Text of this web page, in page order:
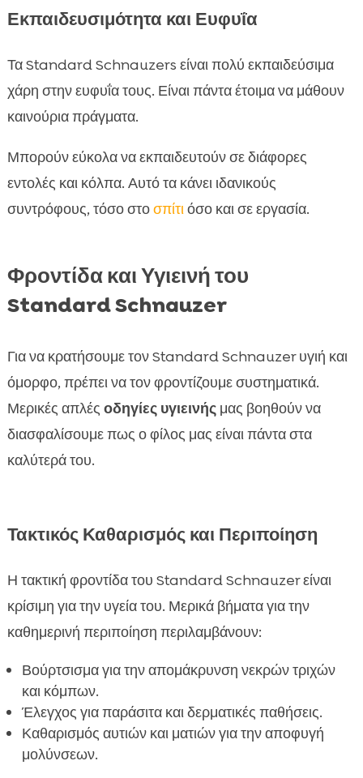
Εκπαιδευσιμότητα και Ευφυΐα
Τα Standard Schnauzers είναι πολύ εκπαιδεύσιμα
χάρη στην ευφυΐα τους. Είναι πάντα έτοιμα να μάθουν
καινούρια πράγματα.
Μπορούν εύκολα να εκπαιδευτούν σε διάφορες
εντολές και κόλπα. Αυτό τα κάνει ιδανικούς
συντρόφους, τόσο στοσπίτιόσο και σε εργασία.
Φροντίδα και Υγιεινή του
Standard Schnauzer
Για να κρατήσουμε τον Standard Schnauzer υγιή και
όμορφο, πρέπει να τον φροντίζουμε συστηματικά.
Μερικές απλές οδηγίες υγιεινήςμας βοηθούν να
διασφαλίσουμε πως ο φίλος μας είναι πάντα στα
καλύτερά του.
Τακτικός Καθαρισμός και Περιποίηση
Η τακτική φροντίδα του Standard Schnauzer είναι
κρίσιμη για την υγεία του. Μερικά βήματα για την
καθημερινή περιποίηση περιλαμβάνουν:
Βούρτσισμα για την απομάκρυνση νεκρών τριχών
και κόμπων.
Έλεγχος για παράσιτα και δερματικές παθήσεις.
Καθαρισμός αυτιών και ματιών για την αποφυγή
μολύνσεων.